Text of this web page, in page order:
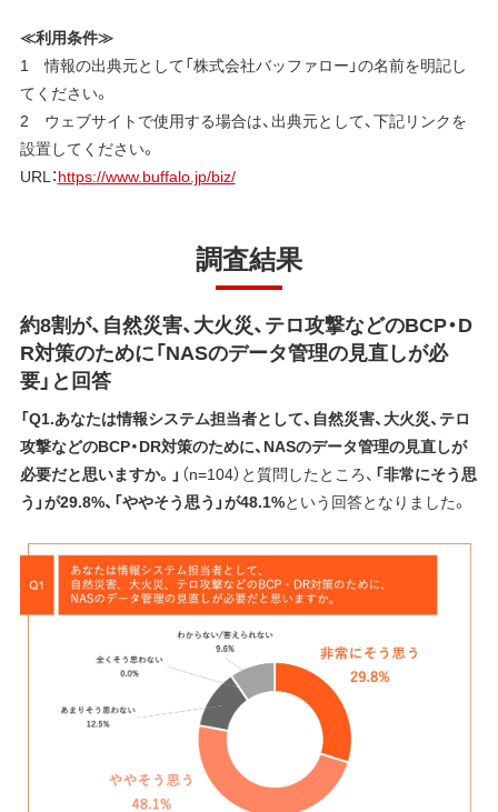
≪利用条件≫
1 情報の出典元として「株式会社バッファロー」の名前を明記し
てください。
2 ウェブサイトで使用する場合は、出典元として、下記リンクを
設置してください。
URL：https://www.buffalo.jp/biz/
調査結果
約8割が、自然災害、大火災、テロ攻撃などのBCP・D
R対策のために「NASのデータ管理の見直しが必
要」と回答
「Q1.あなたは情報システム担当者として、自然災害、大火災、テロ
攻撃などのBCP・DR対策のために、NASのデータ管理の見直しが
必要だと思いますか。」 （n=104）と質問したところ、 「非常にそう思
う」が29.8%、「ややそう思う」が48.1%という回答となりました。